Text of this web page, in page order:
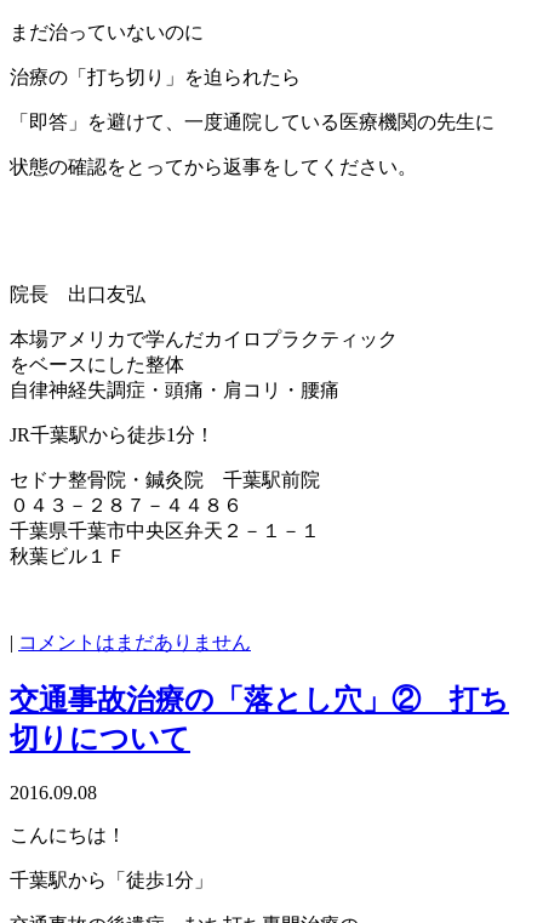
まだ治っていないのに
治療の「打ち切り」を迫られたら
「即答」を避けて、一度通院している医療機関の先生に
状態の確認をとってから返事をしてください。
院長 出口友弘
本場アメリカで学んだカイロプラクティック
をベースにした整体
自律神経失調症・頭痛・肩コリ・腰痛
JR千葉駅から徒歩1分！
セドナ整骨院・鍼灸院 千葉駅前院
０４３－２８７－４４８６
千葉県千葉市中央区弁天２－１－１
秋葉ビル１Ｆ
| コメントはまだありません
交通事故治療の「落とし穴」② 打ち
切りについて
2016.09.08
こんにちは！
千葉駅から「徒歩1分」